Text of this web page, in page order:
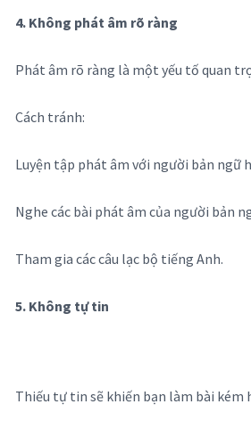
4. Không phát âm rõ ràng
Phát âm rõ ràng là một yếu tố quan
Cách tránh:
Luyện tập phát âm với người bản ngữ
Nghe các bài phát âm của người bản
Tham gia các câu lạc bộ tiếng Anh.
5. Không tự tin
Thiếu tự tin sẽ khiến bạn làm bài kém